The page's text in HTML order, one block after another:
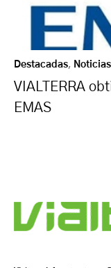
Destacadas, Noticias
VIALTERRA
EMAS